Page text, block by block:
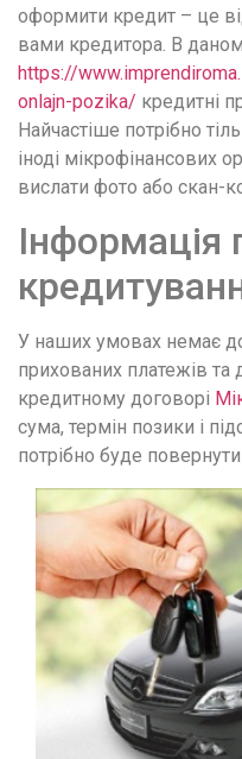
оформити кредит – це
вами кредитора. В
https://
onlajn-pozika/ кредитні
Найчастіше потрібно
іноді мікрофінансових
вислати фото або скан-
Інформація
У наших умовах немає
прихованих платежів та
кредитному договорі
сума, термін позики і
потрібно буде повернути